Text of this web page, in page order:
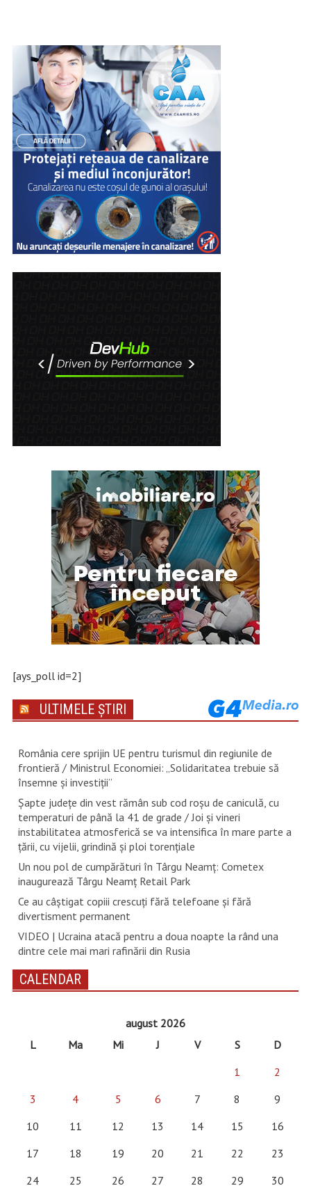
[ays_poll id=2]
ULTIMELE ȘTIRI
România cere sprijin UE pentru turismul din regiunile de
frontieră / Ministrul Economiei: „Solidaritatea trebuie să
însemne și investiții”
Șapte județe din vest rămân sub cod roșu de caniculă, cu
temperaturi de până la 41 de grade / Joi și vineri
instabilitatea atmosferică se va intensifica în mare parte a
țării, cu vijelii, grindină și ploi torențiale
Un nou pol de cumpărături în Târgu Neamț: Cometex
inaugurează Târgu Neamț Retail Park
Ce au câștigat copiii crescuți fără telefoane și fără
divertisment permanent
VIDEO | Ucraina atacă pentru a doua noapte la rând una
dintre cele mai mari rafinării din Rusia
CALENDAR
august 2026
L
Ma Mi J V S
D
1
2
3
4 5 6 7 8
9
10
11 12 13 14 15
16
17
18 19 20 21 22
23
24
25 26 27 28 29
30